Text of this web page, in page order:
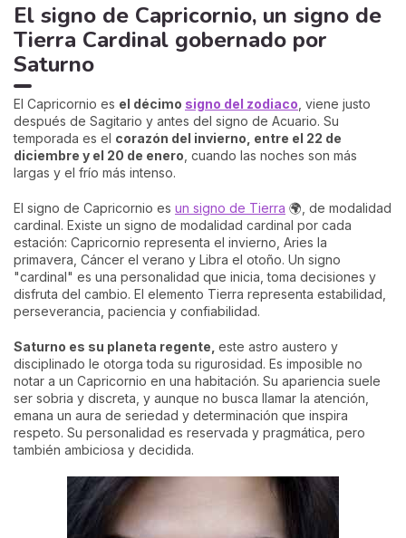
El signo de Capricornio, un signo de
Tierra Cardinal gobernado por
Saturno
El Capricornio es el décimo signo del zodiaco , viene justo
después de Sagitario y antes del signo de Acuario. Su
temporada es el corazón del invierno, entre el 22 de
diciembre y el 20 de enero , cuando las noches son más
largas y el frío más intenso.
El signo de Capricornio es un signo de Tierra 🌍, de modalidad
cardinal. Existe un signo de modalidad cardinal por cada
estación: Capricornio representa el invierno, Aries la
primavera, Cáncer el verano y Libra el otoño. Un signo
"cardinal" es una personalidad que inicia, toma decisiones y
disfruta del cambio. El elemento Tierra representa estabilidad,
perseverancia, paciencia y confiabilidad.
Saturno es su planeta regente, este astro austero y
disciplinado le otorga toda su rigurosidad. Es imposible no
notar a un Capricornio en una habitación. Su apariencia suele
ser sobria y discreta, y aunque no busca llamar la atención,
emana un aura de seriedad y determinación que inspira
respeto. Su personalidad es reservada y pragmática, pero
también ambiciosa y decidida.